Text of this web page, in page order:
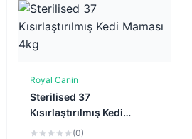
Sepete Ekle
Royal Canin
Sterilised 37
Kısırlaştırılmış Kedi
Maması 4kg
(0)